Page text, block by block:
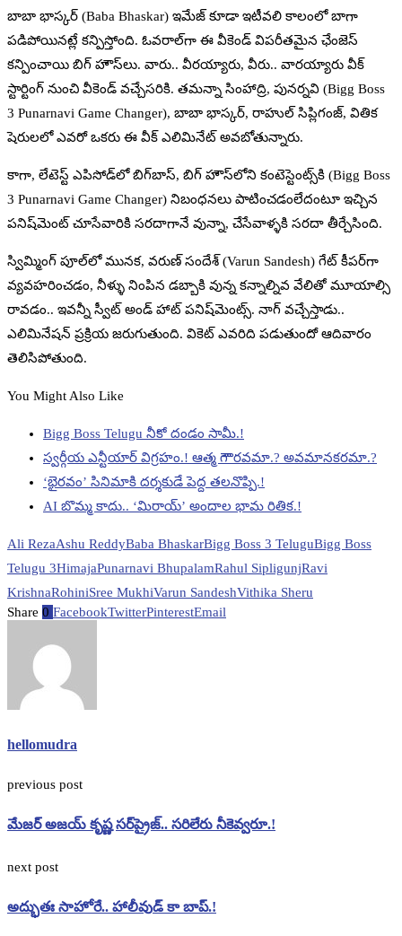
బాబా భాస్కర్‌ (Baba Bhaskar) ఇమేజ్‌ కూడా ఇటీవలి కాలంలో బాగా
పడిపోయినట్లే కన్పిస్తోంది. ఓవరాల్‌గా ఈ వీకెండ్‌ విపరీతమైన ఛేంజెస్‌
కన్పించాయి బిగ్‌ హౌస్‌లు. వారు.. వీరయ్యారు, వీరు.. వారయ్యారు వీక్‌
స్టార్టింగ్‌ నుంచి వీకెండ్‌ వచ్చేసరికి. తమన్నా సింహాద్రి, పునర్నవి (Bigg Boss
3 Punarnavi Game Changer), బాబా భాస్కర్‌, రాహుల్‌ సిప్లిగంజ్‌, వితిక
షెరులలో ఎవరో ఒకరు ఈ వీక్‌ ఎలిమినేట్‌ అవబోతున్నారు.
కాగా, లేటెస్ట్‌ ఎపిసోడ్‌లో బిగ్‌బాస్‌, బిగ్‌ హౌస్‌లోని కంటెస్టెంట్స్‌కి (Bigg Boss
3 Punarnavi Game Changer) నిబంధనలు పాటించడంలేదంటూ ఇచ్చిన
పనిష్‌మెంట్‌ చూసేవారికి సరదాగానే వున్నా, చేసేవాళ్ళకి సరదా తీర్చేసింది.
స్విమ్మింగ్‌ పూల్‌లో మునక, వరుణ్‌ సందేశ్‌ (Varun Sandesh) గేట్‌ కీపర్‌గా
వ్యవహరించడం, నీళ్ళు నింపిన డబ్బాకి వున్న కన్నాల్నివ వేలితో మూయాల్సి
రావడం.. ఇవన్నీ స్వీట్‌ అండ్‌ హాట్‌ పనిష్‌మెంట్స్‌. నాగ్‌ వచ్చేస్తాడు..
ఎలిమినేషన్‌ ప్రక్రియ జరుగుతుంది. వికెట్‌ ఎవరిది పడుతుందో ఆదివారం
తెలిసిపోతుంది.
You Might Also Like
Bigg Boss Telugu నీకో దండం సామీ.!
స్వర్గీయ ఎన్టీయార్ విగ్రహం.! ఆత్మ గౌౌరవమా.? అవమానకరమా.?
‘భైరవం’ సినిమాకి దర్శకుడే పెద్ద తలనొప్పి.!
AI బొమ్మ కాదు.. ‘మిరాయ్’ అందాల భామ రితిక.!
Ali RezaAshu ReddyBaba BhaskarBigg Boss 3 TeluguBigg Boss
Telugu 3HimajaPunarnavi BhupalamRahul SipligunjRavi
KrishnaRohiniSree MukhiVarun SandeshVithika Sheru
Share 0 FacebookTwitterPinterestEmail
hellomudra
previous post
మేజర్‌ అజయ్‌ కృష్ణ సర్‌ప్రైజ్‌.. సరిలేరు నీకెవ్వరూ.!
next post
అద్భుతః సాహోరే.. హాలీవుడ్‌ కా బాప్‌.!